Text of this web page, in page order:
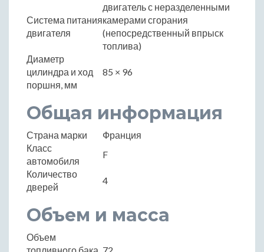
Система питания
двигателя
двигатель с неразделенными
камерами сгорания
(непосредственный впрыск
топлива)
Диаметр
цилиндра и ход
поршня, мм
85 × 96
Общая информация
Страна марки
Франция
Класс
автомобиля
F
Количество
дверей
4
Объем и масса
Объем